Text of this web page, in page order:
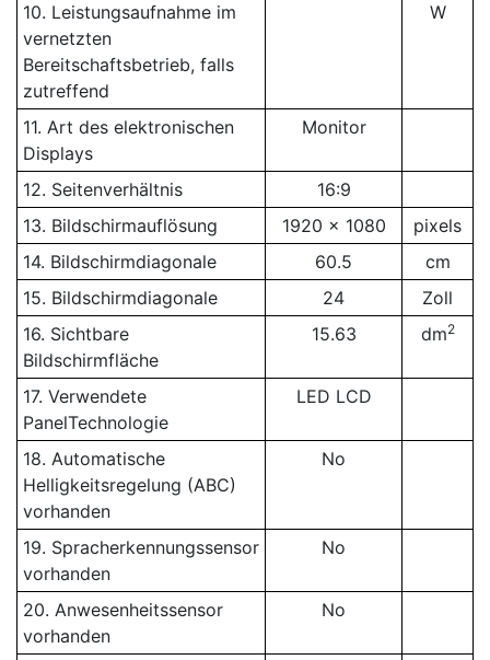
10. Leistungsaufnahme im
vernetzten
Bereitschaftsbetrieb, falls
zutreffend
W
11. Art des elektronischen
Displays
Monitor
12. Seitenverhältnis
16:9
13. Bildschirmauflösung
1920 x 1080
pixels
14. Bildschirmdiagonale
60.5
cm
15. Bildschirmdiagonale
24
Zoll
16. Sichtbare
Bildschirmfläche
15.63 dm2
17. Verwendete
PanelTechnologie
LED LCD
18. Automatische
Helligkeitsregelung (ABC)
vorhanden
No
19. Spracherkennungssensor
vorhanden
No
20. Anwesenheitssensor
vorhanden
No